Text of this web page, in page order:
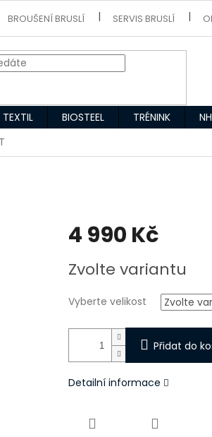
BROUŠENÍ BRUSLÍ SERVIS BRUSLÍ
TEXTIL BIOSTEEL TRÉNINK
4 990 Kč
cena:
Zvolte variantu
Vyberte velikost
Přidat do
Detailní informace